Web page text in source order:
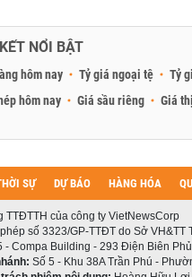
NỔI BẬT
hôm nay Tỷ giá ngoại tệ Tỷ
hôm nay
Giá sầu riêng Giá
SỰ DỰ BÁO HÀNG HÓA
TTĐTTH của công ty VietNewsCorp
số 3323/GP-TTĐT do Sở VH&TT
- Compa Building - 293 Điện Biên
Số 5 - Khu 38A Trần Phú -